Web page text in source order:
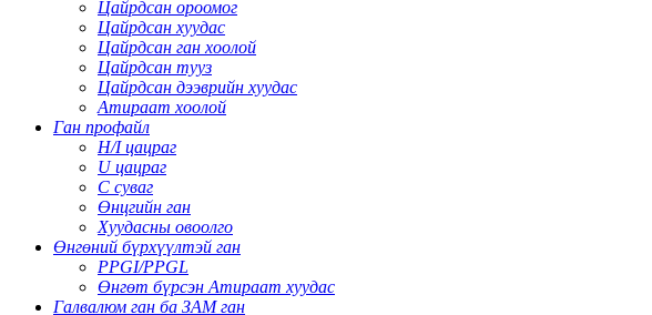
Цайрдсан ороомог
Цайрдсан хуудас
Цайрдсан ган хоолой
Цайрдсан тууз
Цайрдсан дээврийн хуудас
Атираат хоолой
Ган профайл
H/I цацраг
U цацраг
C суваг
Өнцгийн ган
Хуудасны овоолго
Өнгөний бүрхүүлтэй ган
PPGI/PPGL
Өнгөт бүрсэн Атираат хуудас
Галвалюм ган ба ЗАМ ган